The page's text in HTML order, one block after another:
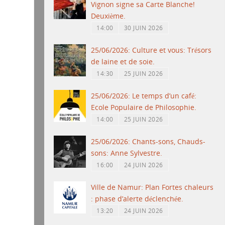
Vignon signe sa Carte Blanche!
Deuxième.
14:00 30 JUIN 2026
25/06/2026: Culture et vous: Trésors
de laine et de soie.
14:30 25 JUIN 2026
25/06/2026: Le temps d’un café:
Ecole Populaire de Philosophie.
14:00 25 JUIN 2026
25/06/2026: Chants-sons, Chauds-
sons: Anne Sylvestre.
16:00 24 JUIN 2026
Ville de Namur: Plan Fortes chaleurs
: phase d’alerte déclenchée.
13:20 24 JUIN 2026